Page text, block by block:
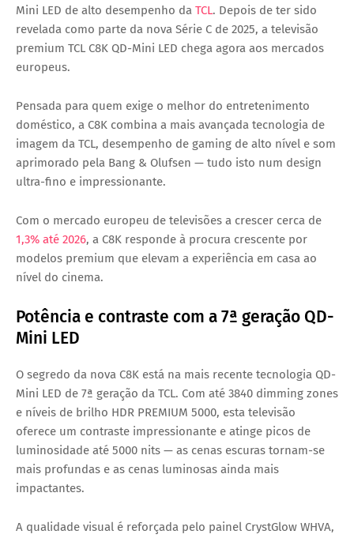
Mini LED de alto desempenho da TCL. Depois de ter sido
revelada como parte da nova Série C de 2025, a televisão
premium TCL C8K QD-Mini LED chega agora aos mercados
europeus.
Pensada para quem exige o melhor do entretenimento
doméstico, a C8K combina a mais avançada tecnologia de
imagem da TCL, desempenho de gaming de alto nível e som
aprimorado pela Bang & Olufsen — tudo isto num design
ultra-fino e impressionante.
Com o mercado europeu de televisões a crescer cerca de
1,3% até 2026, a C8K responde à procura crescente por
modelos premium que elevam a experiência em casa ao
nível do cinema.
Potência e contraste com a 7ª geração QD-
Mini LED
O segredo da nova C8K está na mais recente tecnologia QD-
Mini LED de 7ª geração da TCL. Com até 3840 dimming zones
e níveis de brilho HDR PREMIUM 5000, esta televisão
oferece um contraste impressionante e atinge picos de
luminosidade até 5000 nits — as cenas escuras tornam-se
mais profundas e as cenas luminosas ainda mais
impactantes.
A qualidade visual é reforçada pelo painel CrystGlow WHVA,